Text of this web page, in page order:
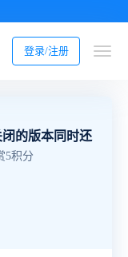
登录/注册
的版本同时还
5积分